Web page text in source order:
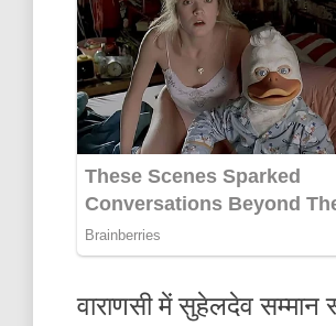
वाराणसी में सुहेलदेव सम्मान